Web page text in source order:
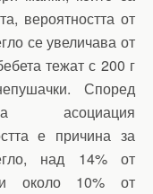
вероятността от
се увеличава от
тежат с 200 г
Според
асоциация
е причина за
над 14% от
и около 10% от